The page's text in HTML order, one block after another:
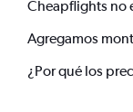
Cheapflights no
Agregamos
¿Por qué los